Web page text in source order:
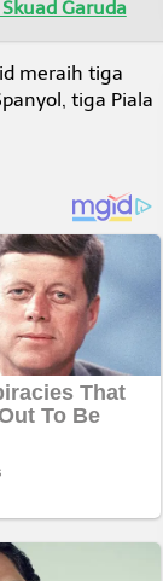
Garuda
meraih tiga
tiga Piala